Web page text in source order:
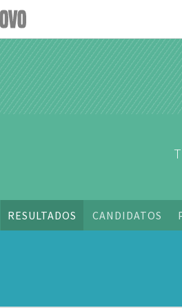
RESULTADOS CANDIDATOS